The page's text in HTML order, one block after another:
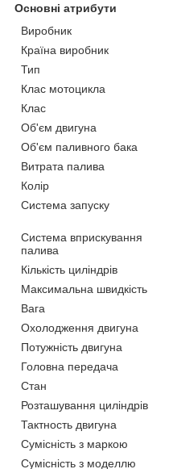
Основні атрибути
Виробник
Країна виробник
Тип
Клас мотоцикла
Клас
Об'єм двигуна
Об'єм паливного бака
Витрата палива
Колір
Система запуску
Система вприскування
палива
Кількість циліндрів
Максимальна швидкість
Вага
Охолодження двигуна
Потужність двигуна
Головна передача
Стан
Розташування циліндрів
Тактность двигуна
Сумісність з маркою
Сумісність з моделлю